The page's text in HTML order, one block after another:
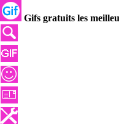
Gifs gratuits les